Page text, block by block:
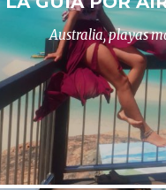
Australia, playas